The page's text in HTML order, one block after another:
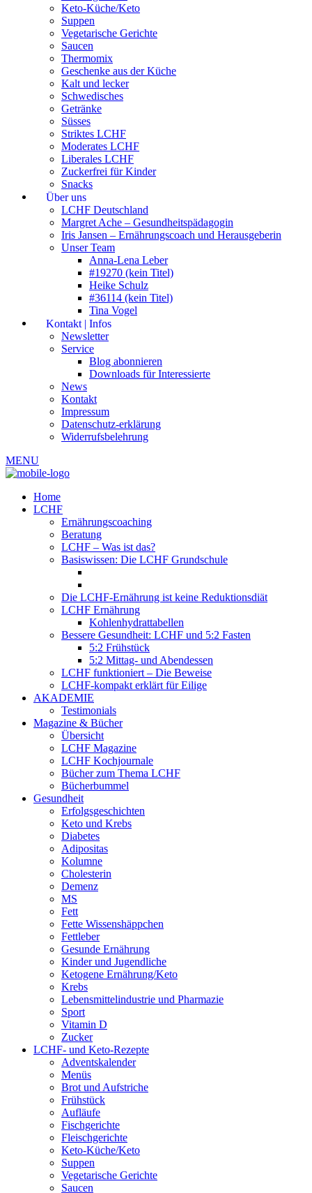
Keto-Küche/Keto
Suppen
Vegetarische Gerichte
Saucen
Thermomix
Geschenke aus der Küche
Kalt und lecker
Schwedisches
Getränke
Süsses
Striktes LCHF
Moderates LCHF
Liberales LCHF
Zuckerfrei für Kinder
Snacks
Über uns
LCHF Deutschland
Margret Ache – Gesundheitspädagogin
Iris Jansen – Ernährungscoach und Herausgeberin
Unser Team
Anna-Lena Leber
#19270 (kein Titel)
Heike Schulz
#36114 (kein Titel)
Tina Vogel
Kontakt | Infos
Newsletter
Service
Blog abonnieren
Downloads für Interessierte
News
Kontakt
Impressum
Datenschutz-erklärung
Widerrufsbelehrung
MENU
Home
LCHF
Ernährungscoaching
Beratung
LCHF – Was ist das?
Basiswissen: Die LCHF Grundschule
Die LCHF-Ernährung ist keine Reduktionsdiät
LCHF Ernährung
Kohlenhydrattabellen
Bessere Gesundheit: LCHF und 5:2 Fasten
5:2 Frühstück
5:2 Mittag- und Abendessen
LCHF funktioniert – Die Beweise
LCHF-kompakt erklärt für Eilige
AKADEMIE
Testimonials
Magazine & Bücher
Übersicht
LCHF Magazine
LCHF Kochjournale
Bücher zum Thema LCHF
Bücherbummel
Gesundheit
Erfolgsgeschichten
Keto und Krebs
Diabetes
Adipositas
Kolumne
Cholesterin
Demenz
MS
Fett
Fette Wissenshäppchen
Fettleber
Gesunde Ernährung
Kinder und Jugendliche
Ketogene Ernährung/Keto
Krebs
Lebensmittelindustrie und Pharmazie
Sport
Vitamin D
Zucker
LCHF- und Keto-Rezepte
Adventskalender
Menüs
Brot und Aufstriche
Frühstück
Aufläufe
Fischgerichte
Fleischgerichte
Keto-Küche/Keto
Suppen
Vegetarische Gerichte
Saucen